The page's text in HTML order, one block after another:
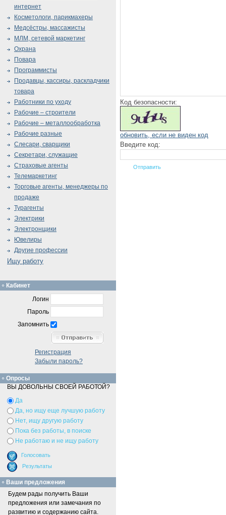
Код безопасности:
обновить, если не виден код
Введите код:
интернет
Косметологи, парикмахеры
Медсёстры, массажисты
МЛМ, сетевой маркетинг
Охрана
Повара
Программисты
Продавцы, кассиры, раскладчики
товара
Работники по уходу
Рабочие – строители
Рабочие – металлообработка
Рабочие разные
Слесари, сварщики
Секретари, служащие
Страховые агенты
Телемаркетинг
Торговые агенты, менеджеры по
продаже
Турагенты
Электрики
Электронщики
Ювелиры
Другие профессии
Ищу работу
Кабинет
Логин
Пароль
Запомнить
Регистрация
Забыли пароль?
Опросы
ВЫ ДОВОЛЬНЫ СВОЕЙ РАБОТОЙ?
Да
Да, но ищу еще лучшую работу
Нет, ищу другую работу
Пока без работы, в поиске
Не работаю и не ищу работу
Ваши предложения
Будем рады получить Ваши
предложения или замечания по
развитию и содержанию сайта.